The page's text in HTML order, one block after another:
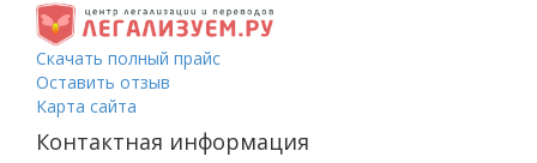
Скачать полный прайс
Оставить отзыв
Карта сайта
Контактная информация